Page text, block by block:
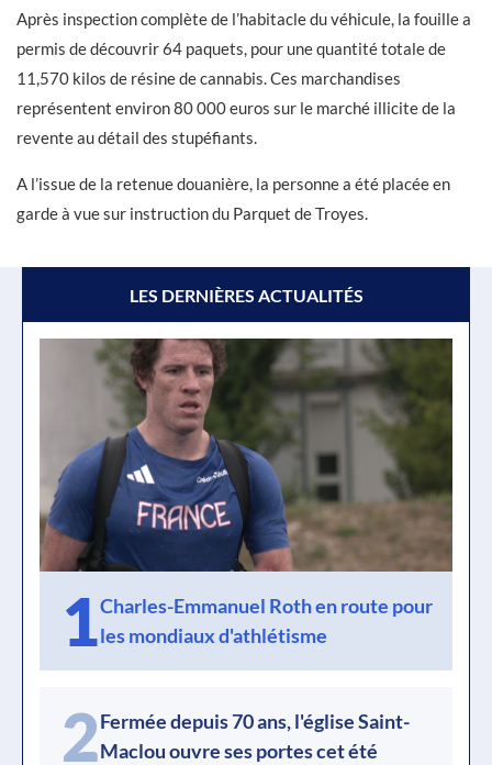
Après inspection complète de l’habitacle du véhicule, la fouille a
permis de découvrir 64 paquets, pour une quantité totale de
11,570 kilos de résine de cannabis. Ces marchandises
représentent environ 80 000 euros sur le marché illicite de la
revente au détail des stupéfiants.
A l’issue de la retenue douanière, la personne a été placée en
garde à vue sur instruction du Parquet de Troyes.
LES DERNIÈRES ACTUALITÉS
1Charles-Emmanuel Roth en route pour
les mondiaux d'athlétisme
2Fermée depuis 70 ans, l'église Saint-
Maclou ouvre ses portes cet été